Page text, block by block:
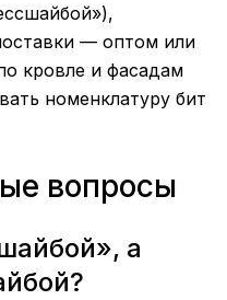
— оптом или
кровле и фасадам
номенклатуру бит
вопросы
а